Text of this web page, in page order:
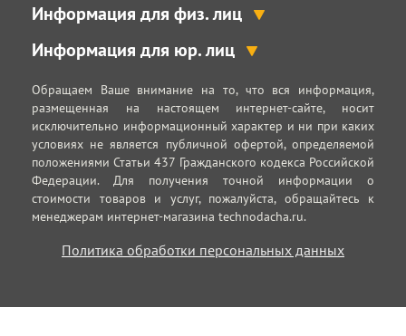
Информация для физ. лиц
Информация для юр. лиц
Обращаем Ваше внимание на то, что вся информация,
размещенная на настоящем интернет-сайте, носит
исключительно информационный характер и ни при каких
условиях не является публичной офертой, определяемой
положениями Статьи 437 Гражданского кодекса Российской
Федерации. Для получения точной информации о
стоимости товаров и услуг, пожалуйста, обращайтесь к
менеджерам интернет-магазина technodacha.ru.
Политика обработки персональных данных